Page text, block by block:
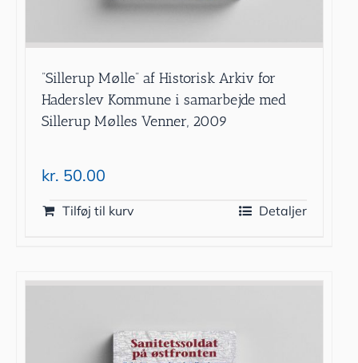
”Sillerup Mølle” af Historisk Arkiv for
Haderslev Kommune i samarbejde med
Sillerup Mølles Venner, 2009
kr. 50.00
Tilføj til kurv Detaljer